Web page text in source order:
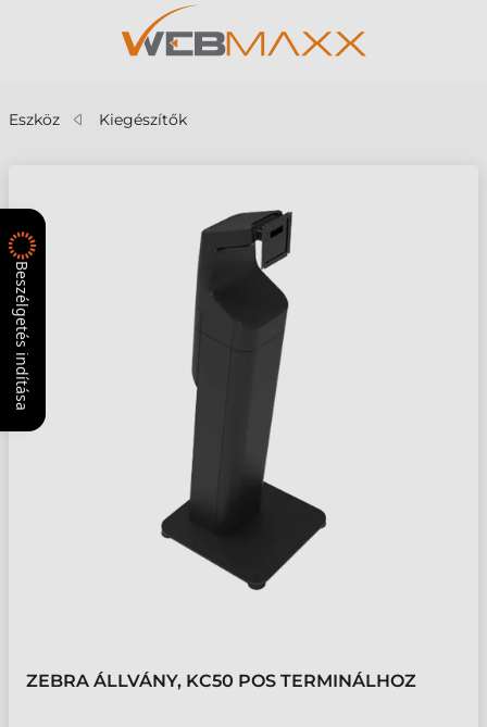
Eszköz Kiegészítők
ZEBRA ÁLLVÁNY, KC50 POS TERMINÁLHOZ
Beszélgetés indítása